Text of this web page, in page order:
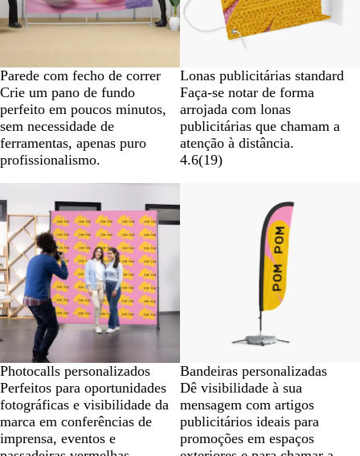
Parede com fecho de correr
Crie um pano de fundo
perfeito em poucos minutos,
sem necessidade de
ferramentas, apenas puro
profissionalismo.
Lonas publicitárias standard
Faça-se notar de forma
arrojada com lonas
publicitárias que chamam a
atenção à distância.
4.6(19)
Photocalls personalizados
Perfeitos para oportunidades
fotográficas e visibilidade da
marca em conferências de
imprensa, eventos e
Bandeiras personalizadas
Dê visibilidade à sua
mensagem com artigos
publicitários ideais para
promoções em espaços